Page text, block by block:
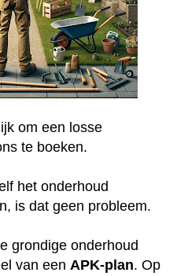
om een losse
te boeken.
het onderhoud
is dat geen probleem.
grondige onderhoud
van een APK-plan. Op